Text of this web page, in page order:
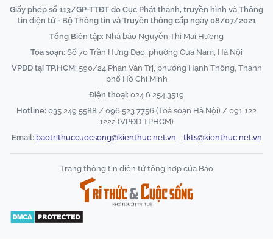
Giấy phép số 113/GP-TTĐT do Cục Phát thanh, truyền hình và Thông
tin điện tử - Bộ Thông tin và Truyền thông cấp ngày 08/07/2021
Tổng Biên tập: Nhà báo Nguyễn Thị Mai Hương
Tòa soạn: Số 70 Trần Hưng Đạo, phường Cửa Nam, Hà Nội
VPĐD tại TP.HCM: 590/24 Phan Văn Trị, phường Hạnh Thông, Thành
phố Hồ Chí Minh
Điện thoại: 024 6 254 3519
Hotline: 035 249 5588 / 096 523 7756 (Toà soạn Hà Nội) / 091 122
1222 (VPĐD TPHCM)
Email: baotrithuccuocsong@kienthuc.net.vn - tkts@kienthuc.net.vn
Trang thông tin điện tử tổng hợp của Báo